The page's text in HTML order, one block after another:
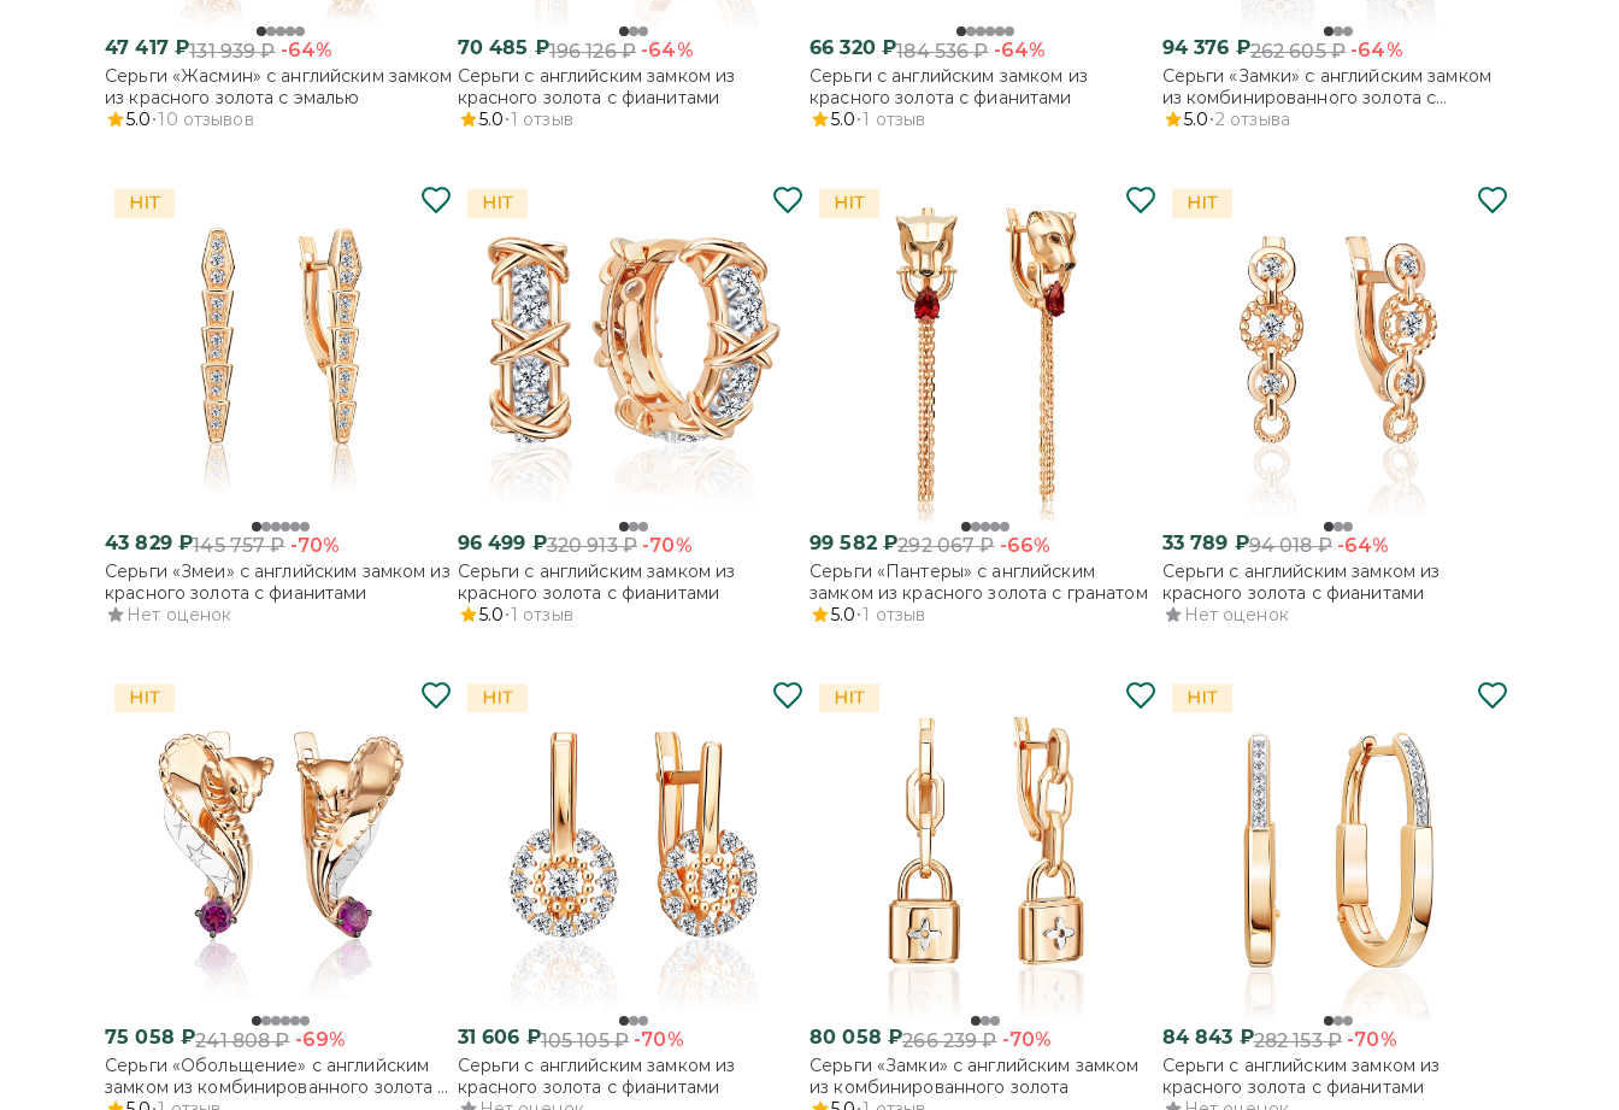
47 417₽131 939₽ -64%
Серьги «Жасмин» с английским замком
из красного золота с эмалью
5.0 10 отзывов
70 485 ₽196 126₽ -64%
Серьги с английским замком из
красного золота с фианитами
5.0 1 отзыв
66 320₽184 536₽ -64%
Серьги с английским замком из
красного золота с фианитами
5.0 1 отзыв
94 376 ₽262 605₽ -64%
Серьги «Замки» с английским замком
из комбинированного золота с
фианитами
5.0 2 отзыва
43 829₽145 757₽ -70%
Серьги «Змеи» с английским замком из
красного золота с фианитами
Нет оценок
96 499 ₽320 913₽ -70%
Серьги с английским замком из
красного золота с фианитами
5.0 1 отзыв
99 582₽292 067₽ -66%
Серьги «Пантеры» с английским
замком из красного золота с гранатом
5.0 1 отзыв
33 789 ₽94 018₽ -64%
Серьги с английским замком из
красного золота с фианитами
Нет оценок
75 058 ₽241 808₽ -69%
Серьги «Обольщение» с английским
замком из комбинированного золота с
31 606 ₽105 105₽ -70%
Серьги с английским замком из
красного золота с фианитами
80 058 ₽266 239₽ -70%
Серьги «Замки» с английским замком
из комбинированного золота
84 843 ₽282 153₽ -70%
Серьги с английским замком из
красного золота с фианитами